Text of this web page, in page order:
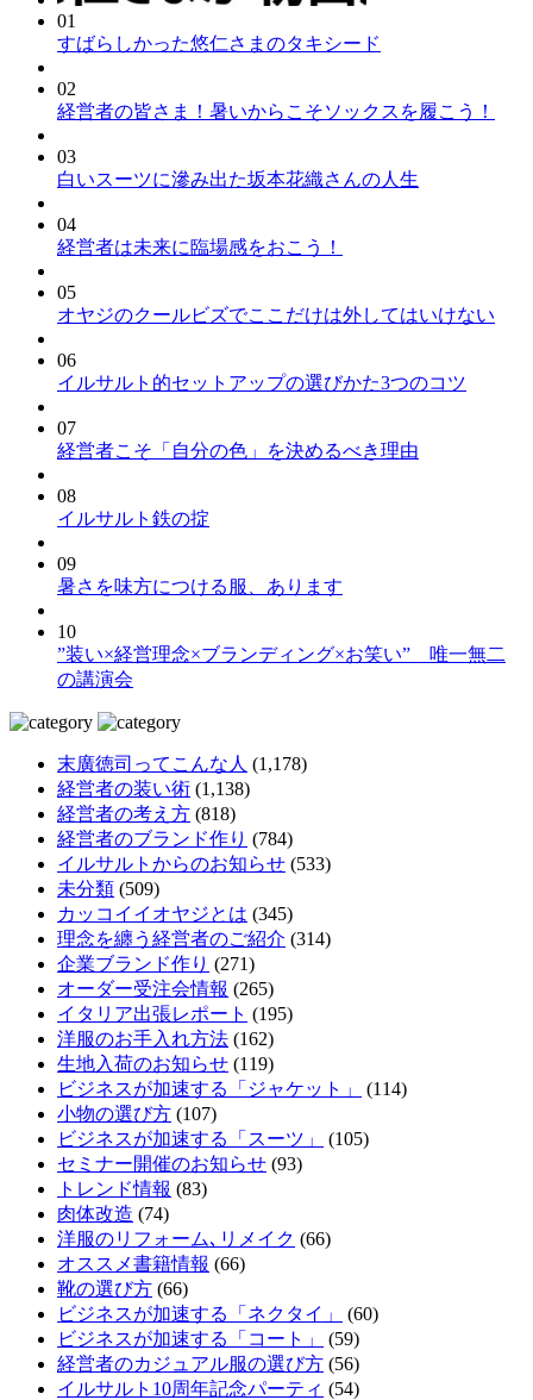
01
すばらしかった悠仁さまのタキシード
02
経営者の皆さま！暑いからこそソックスを履こう！
03
白いスーツに滲み出た坂本花織さんの人生
04
経営者は未来に臨場感をおこう！
05
オヤジのクールビズでここだけは外してはいけない
06
イルサルト的セットアップの選びかた3つのコツ
07
経営者こそ「自分の色」を決めるべき理由
08
イルサルト鉄の掟
09
暑さを味方につける服、あります
10
”装い×経営理念×ブランディング×お笑い” 唯一無二
の講演会
末廣徳司ってこんな人 (1,178)
経営者の装い術 (1,138)
経営者の考え方 (818)
経営者のブランド作り (784)
イルサルトからのお知らせ (533)
未分類 (509)
カッコイイオヤジとは (345)
理念を纏う経営者のご紹介 (314)
企業ブランド作り (271)
オーダー受注会情報 (265)
イタリア出張レポート (195)
洋服のお手入れ方法 (162)
生地入荷のお知らせ (119)
ビジネスが加速する「ジャケット」
(114)
小物の選び方 (107)
ビジネスが加速する「スーツ」
(105)
セミナー開催のお知らせ (93)
トレンド情報 (83)
肉体改造 (74)
洋服のリフォーム､リメイク (66)
オススメ書籍情報 (66)
靴の選び方 (66)
ビジネスが加速する「ネクタイ」
(60)
ビジネスが加速する「コート」
(59)
経営者のカジュアル服の選び方 (56)
イルサルト10周年記念パーティ (54)